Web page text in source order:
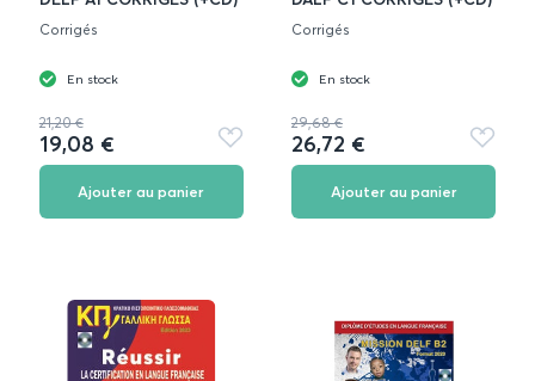
Corrigés
En stock
21,20 €
19,08 €
Ajouter
aux
Ajouter au panier
Corrigés
En stock
29,68 €
26,72 €
Ajouter
aux
Ajouter au panier